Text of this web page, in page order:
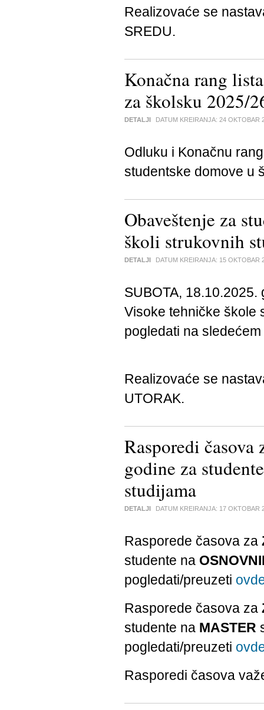
Realizovaće se
SREDU.
Konačna rang
za školsku 2025/
DETALJI DATUM KREIRANJA: 24 OKTOBAR
Odluku i Konačnu
studentske domove u
Obaveštenje za
školi strukovnih
DETALJI DATUM KREIRANJA: 15 OKTOBAR
SUBOTA,
Visoke tehničke škole
pogledati na sledećem
Realizovaće se
UTORAK.
Rasporedi
godine za
studijama
DETALJI DATUM KREIRANJA: 17 OKTOBAR
Rasporede časova za
studente na
pogledati/preuzeti
Rasporede časova za
studente na MASTER
pogledati/preuzeti
Rasporedi časova